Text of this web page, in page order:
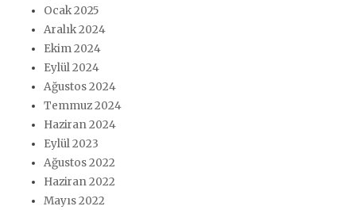
Ocak 2025
Aralık 2024
Ekim 2024
Eylül 2024
Ağustos 2024
Temmuz 2024
Haziran 2024
Eylül 2023
Ağustos 2022
Haziran 2022
Mayıs 2022